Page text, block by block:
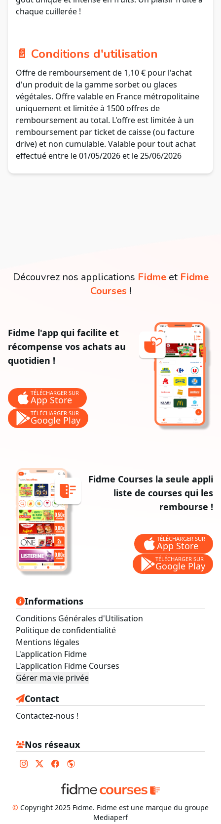
chaque cuillerée !
📄 Conditions d'utilisation
Offre de remboursement de 1,10 € pour l'achat
d'un produit de la gamme sorbet ou glaces
végétales. Offre valable en France métropolitaine
uniquement et limitée à 1500 offres de
remboursement au total. L'offre est limitée à un
remboursement par ticket de caisse (ou facture
drive) et non cumulable. Valable pour tout achat
effectué entre le 01/05/2026 et le 25/06/2026
Découvrez nos applications Fidme et Fidme
Courses !
Fidme l'app qui facilite et
récompense vos achats au
quotidien !
TÉLÉCHARGER SUR
App Store
TÉLÉCHARGER SUR
Google Play
Fidme Courses la seule appli
liste de courses qui les
rembourse !
TÉLÉCHARGER SUR
App Store
TÉLÉCHARGER SUR
Google Play
Informations
Conditions Générales d'Utilisation
Politique de confidentialité
Mentions légales
L'application Fidme
L'application Fidme Courses
Gérer ma vie privée
Contact
Contactez-nous !
Nos réseaux
© Copyright 2025 Fidme. Fidme est une marque du groupe
Mediaperf